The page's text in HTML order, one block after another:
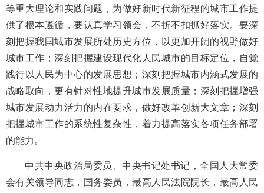
等重大理论和实践问题，为做好新时代新征程的城市工作提
供了根本遵循，要认真学习领会，不折不扣抓好落实。要深
刻把握我国城市发展所处历史方位，以更加开阔的视野做好
城市工作；深刻把握建设现代化人民城市的目标定位，自觉
践行以人民为中心的发展思想；深刻把握城市内涵式发展的
战略取向，更有针对性地提升城市发展质量；深刻把握增强
城市发展动力活力的内在要求，做好改革创新大文章；深刻
把握城市工作的系统性复杂性，着力提高落实各项任务部署
的能力。
中共中央政治局委员、中央书记处书记，全国人大常委
会有关领导同志，国务委员，最高人民法院院长，最高人民